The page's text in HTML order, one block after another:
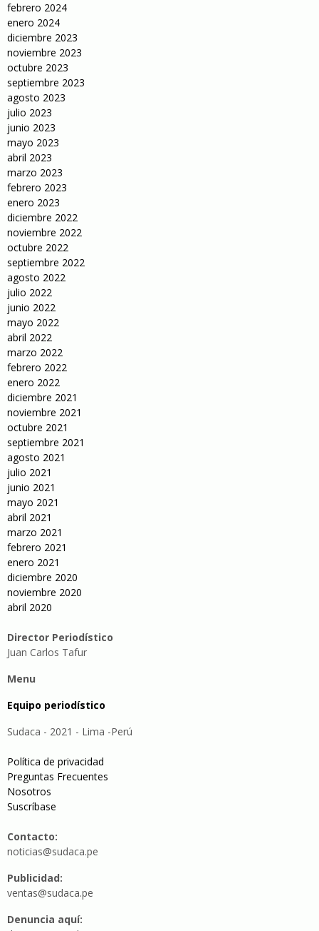
febrero 2024
enero 2024
diciembre 2023
noviembre 2023
octubre 2023
septiembre 2023
agosto 2023
julio 2023
junio 2023
mayo 2023
abril 2023
marzo 2023
febrero 2023
enero 2023
diciembre 2022
noviembre 2022
octubre 2022
septiembre 2022
agosto 2022
julio 2022
junio 2022
mayo 2022
abril 2022
marzo 2022
febrero 2022
enero 2022
diciembre 2021
noviembre 2021
octubre 2021
septiembre 2021
agosto 2021
julio 2021
junio 2021
mayo 2021
abril 2021
marzo 2021
febrero 2021
enero 2021
diciembre 2020
noviembre 2020
abril 2020
Director Periodístico
Juan Carlos Tafur
Menu
Equipo periodístico
Sudaca - 2021 - Lima -Perú
Política de privacidad
Preguntas Frecuentes
Nosotros
Suscríbase
Contacto:
noticias@sudaca.pe
Publicidad:
ventas@sudaca.pe
Denuncia aquí: